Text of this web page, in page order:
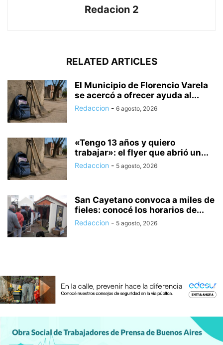
Redacion 2
RELATED ARTICLES
El Municipio de Florencio Varela
se acercó a ofrecer ayuda al...
Redaccion - 6 agosto, 2026
«Tengo 13 años y quiero
trabajar»: el flyer que abrió un...
Redaccion - 5 agosto, 2026
San Cayetano convoca a miles de
fieles: conocé los horarios de...
Redaccion - 5 agosto, 2026